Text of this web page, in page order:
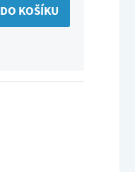
DO KOŠÍKU